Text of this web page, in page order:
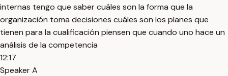
internas tengo que saber cuáles son la forma que la
organización toma decisiones cuáles son los planes que
tienen para la cualificación piensen que cuando uno hace un
análisis de la competencia
12:17
Speaker A